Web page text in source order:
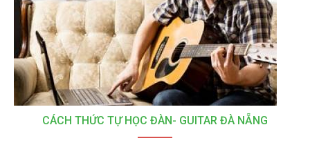
CÁCH THỨC TỰ HỌC ĐÀN- GUITAR ĐÀ NẴNG